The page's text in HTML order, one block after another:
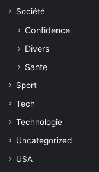
Société
Confidence
Divers
Sante
Sport
Tech
Technologie
Uncategorized
USA